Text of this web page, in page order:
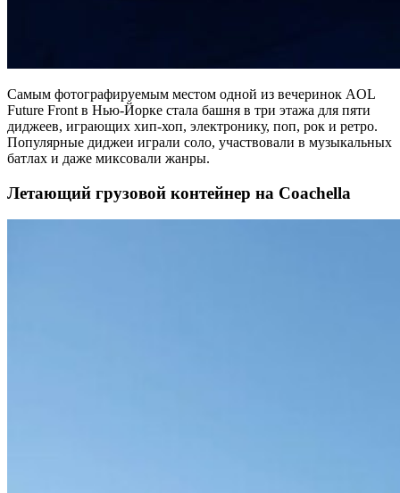
Самым фотографируемым местом одной из вечеринок AOL
Future Front в Нью-Йорке стала башня в три этажа для пяти
диджеев, играющих хип-хоп, электронику, поп, рок и ретро.
Популярные диджеи играли соло, участвовали в музыкальных
батлах и даже миксовали жанры.
Летающий грузовой контейнер на Coachella